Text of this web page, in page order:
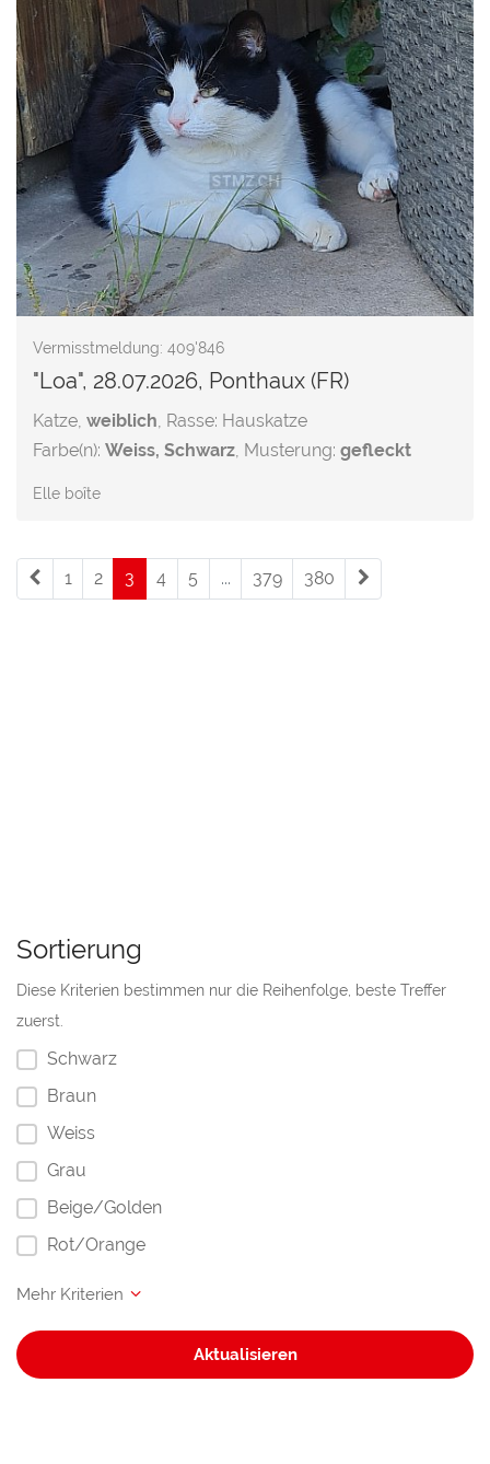
Vermisstmeldung: 409'846
"Loa", 28.07.2026, Ponthaux (FR)
Katze, weiblich, Rasse: Hauskatze
Farbe(n): Weiss, Schwarz, Musterung: gefleckt
Elle boîte
1 2 3 (current)
4 5 ... 379 380
Sortierung
Diese Kriterien bestimmen nur die Reihenfolge, beste Treffer
zuerst.
Schwarz
Braun
Weiss
Grau
Beige/Golden
Rot/Orange
Aktualisieren